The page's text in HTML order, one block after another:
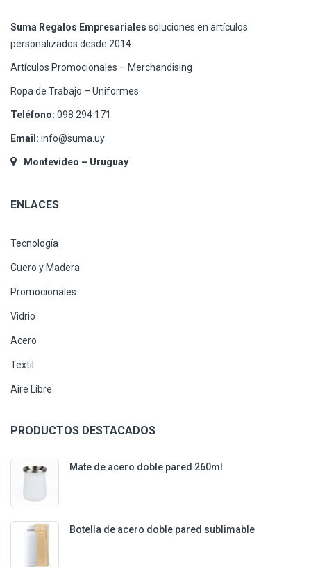
Suma Regalos Empresariales soluciones en artículos
personalizados desde 2014.
Artículos Promocionales – Merchandising
Ropa de Trabajo – Uniformes
Teléfono: 098 294 171
Email: info@suma.uy
Montevideo – Uruguay
ENLACES
Tecnología
Cuero y Madera
Promocionales
Vidrio
Acero
Textil
Aire Libre
PRODUCTOS DESTACADOS
Mate de acero doble pared 260ml
Botella de acero doble pared sublimable